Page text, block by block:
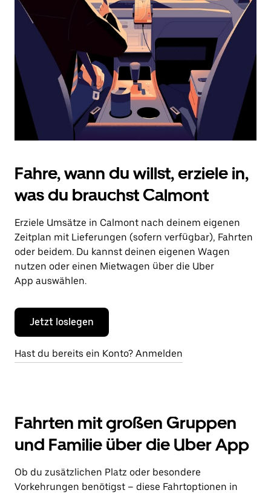
Drücke
die
Escape-
Taste,
den
Kalender
zu
schließen.
Fahre, wann du willst, erziele in,
was du brauchst Calmont
Erziele Umsätze in Calmont nach deinem eigenen
Zeitplan mit Lieferungen (sofern verfügbar), Fahrten
oder beidem. Du kannst deinen eigenen Wagen
nutzen oder einen Mietwagen über die Uber
App auswählen.
Jetzt loslegen
Hast du bereits ein Konto? Anmelden
Fahrten mit großen Gruppen
und Familie über die Uber App
Ob du zusätzlichen Platz oder besondere
Vorkehrungen benötigst – diese Fahrtoptionen in